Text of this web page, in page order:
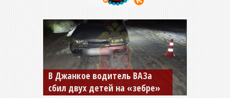
В Джанкое водитель ВАЗа
сбил двух детей на «зебре»